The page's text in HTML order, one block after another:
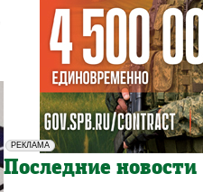
РЕКЛАМА
Социальная реклама
Последние новости